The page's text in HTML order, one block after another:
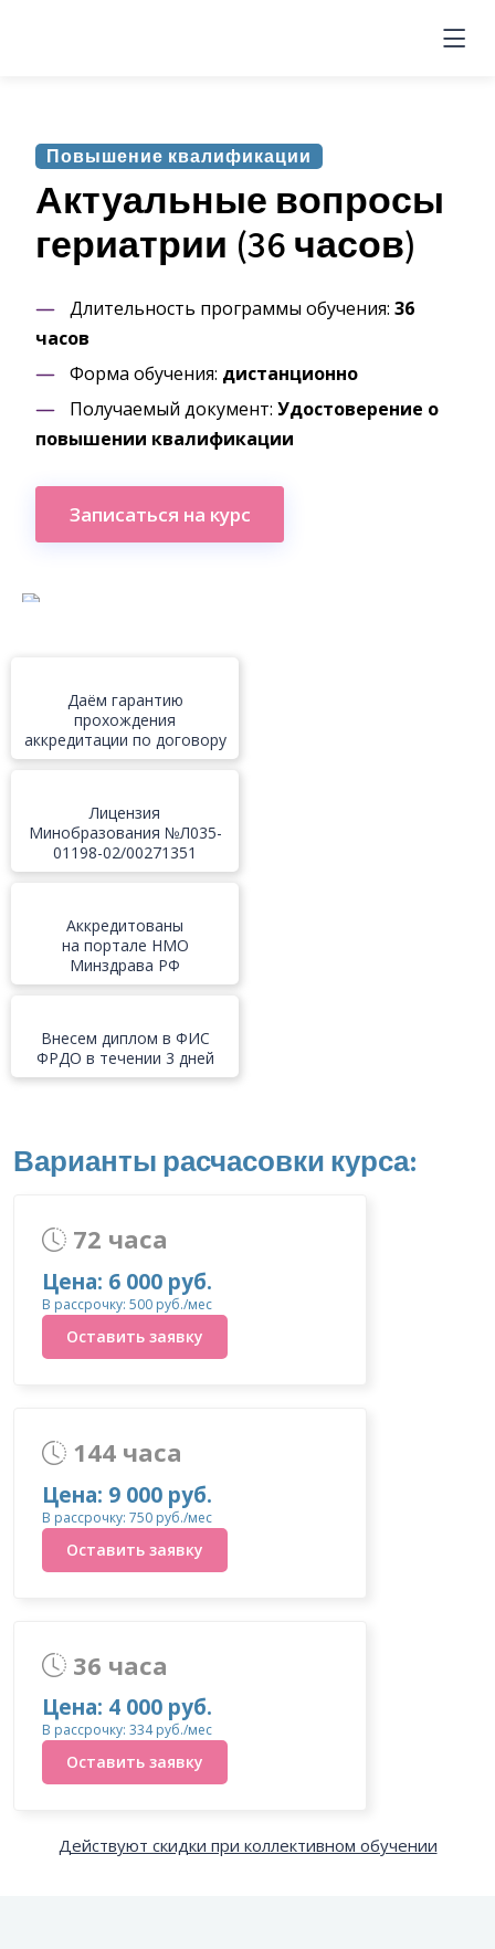
Повышение квалификации
Актуальные вопросы
гериатрии (36 часов)
Длительность программы обучения: 36
часов
Форма обучения: дистанционно
Получаемый документ: Удостоверение о
повышении квалификации
Записаться на курс
Даём гарантию
прохождения
аккредитации по договору
Лицензия
Минобразования №Л035-
01198-02/00271351
Аккредитованы
на портале НМО
Минздрава РФ
Внесем диплом в ФИС
ФРДО в течении 3 дней
Варианты расчасовки курса:
72 часа
Цена: 6 000 руб.
В рассрочку: 500 руб./мес
Оставить заявку
144 часа
Цена: 9 000 руб.
В рассрочку: 750 руб./мес
Оставить заявку
36 часа
Цена: 4 000 руб.
В рассрочку: 334 руб./мес
Оставить заявку
Действуют скидки при коллективном обучении